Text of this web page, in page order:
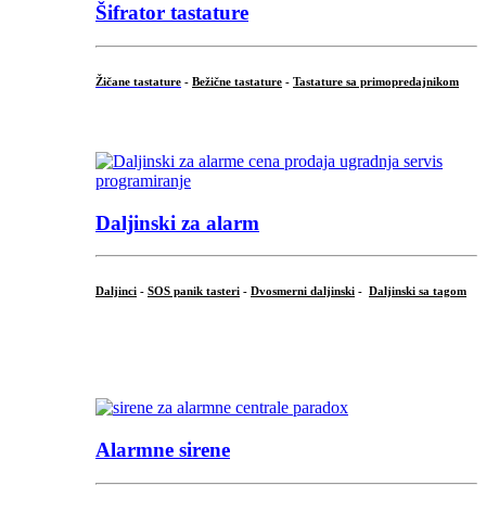
Šifrator tastature
Žičane tastature - Bežične tastature - Tastature sa primopredajnikom
Daljinski za alarm
Daljinci - SOS panik tasteri - Dvosmerni daljinski - Daljinski sa tagom
Alarmne sirene